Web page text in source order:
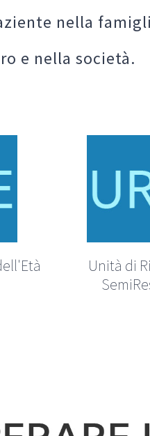
nella
e nella società.
Unità di